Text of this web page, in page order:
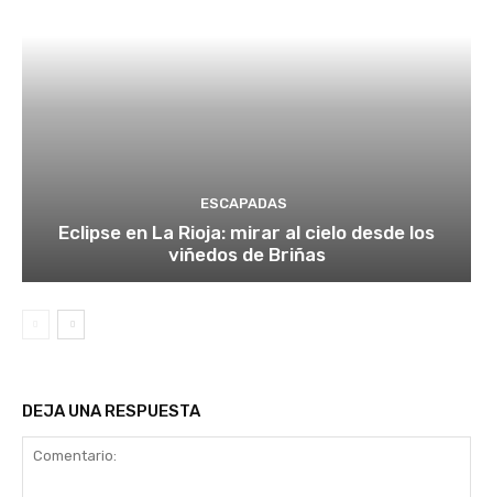
ESCAPADAS
Eclipse en La Rioja: mirar al cielo desde los
viñedos de Briñas
DEJA UNA RESPUESTA